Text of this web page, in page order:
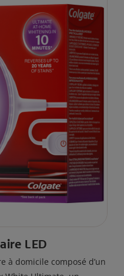
LED
à domicile composé d’un